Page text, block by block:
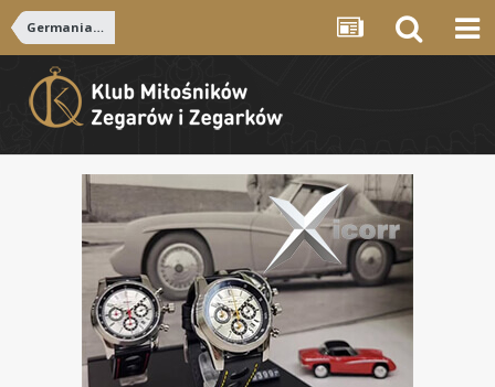
Germania Nr 2 bliżej 1875 r